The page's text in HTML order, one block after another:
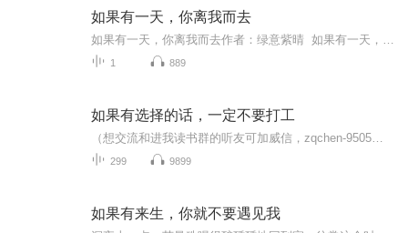
如果有一天，你离我而去
1 889
如果有选择的话，一定不要打工
299 9899
如果有来生，你就不要遇见我